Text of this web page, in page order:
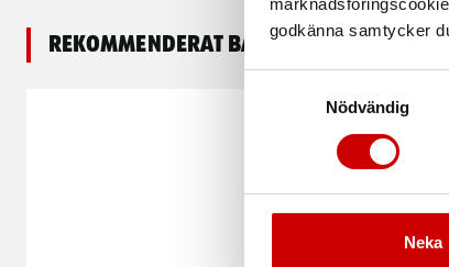
godkänna samtycker
Nödvändig
Neka
Rekommenderat baserat på vald